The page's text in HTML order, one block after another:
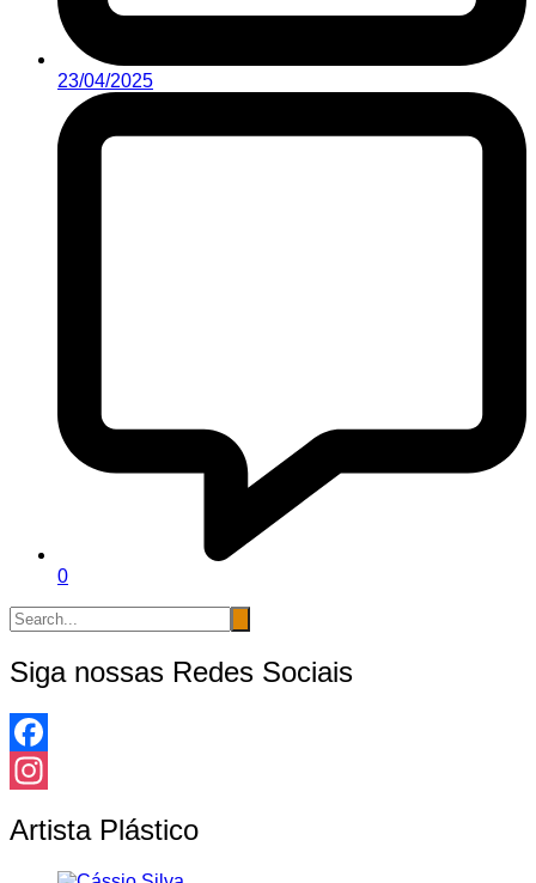
23/04/2025
0
Siga nossas Redes Sociais
Facebook
Artista Plástico